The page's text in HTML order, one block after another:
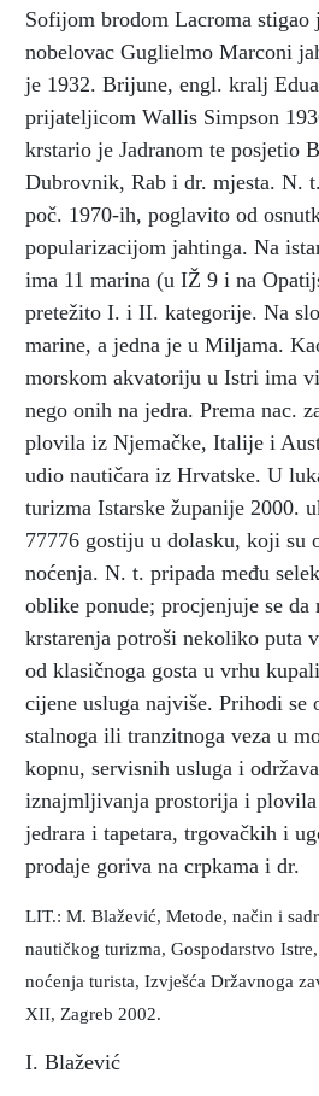
Sofijom brodom Lacroma
nobelovac Guglielmo Marconi
je 1932. Brijune, engl. kralj
prijateljicom Wallis Simpson
krstario je Jadranom te posjetio
Dubrovnik, Rab i dr. mjesta. N.
poč. 1970-ih, poglavito od
popularizacijom jahtinga. Na
ima 11 marina (u IŽ 9 i na
pretežito I. i II. kategorije. Na
marine, a jedna je u Miljama.
morskom akvatoriju u Istri ima
nego onih na jedra. Prema nac.
plovila iz Njemačke, Italije i
udio nautičara iz Hrvatske. U
turizma Istarske županije 2000.
77776 gostiju u dolasku, koji su
noćenja. N. t. pripada među
oblike ponude; procjenjuje se da
krstarenja potroši nekoliko puta
od klasičnoga gosta u vrhu
cijene usluga najviše. Prihodi se
stalnoga ili tranzitnoga veza u
kopnu, servisnih usluga i
iznajmljivanja prostorija i plovila
jedrara i tapetara, trgovačkih i
prodaje goriva na crpkama i dr.
LIT.: M. Blažević, Metode, način i
nautičkog turizma, Gospodarstvo
noćenja turista, Izvješća Državnoga
XII, Zagreb 2002.
I. Blažević